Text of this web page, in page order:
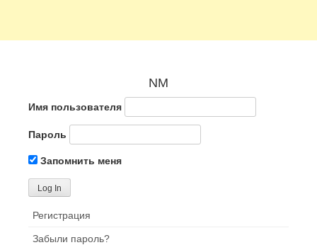
NM
Имя пользователя
Пароль
Запомнить меня
Регистрация
Забыли пароль?